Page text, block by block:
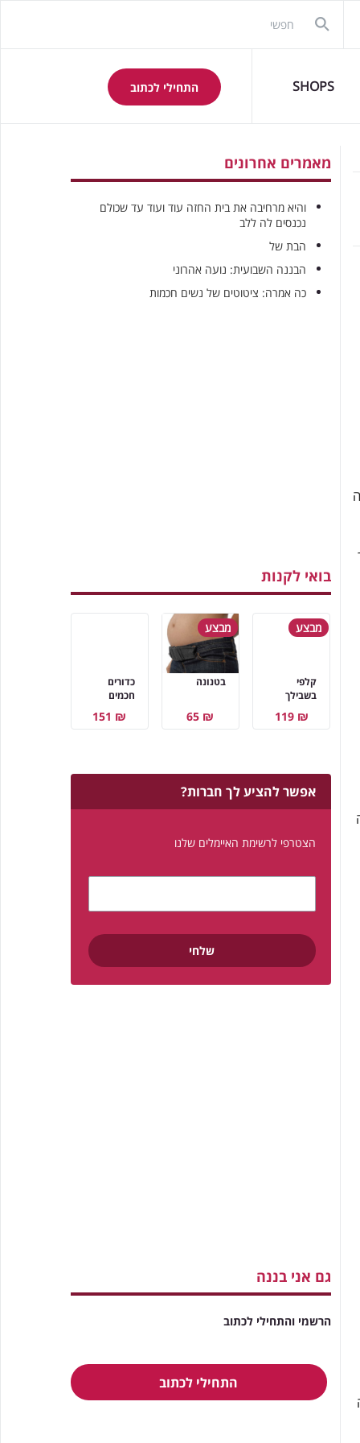
התחילי לכתוב SHOPS
מאמרים אחרונים
והיא מרחיבה את בית החזה עוד ועוד עד שכולם
נכנסים לה ללב
הבת של
הבננה השבועית: נועה אהרוני
כה אמרה: ציטוטים של נשים חכמות
בואי לקנות
כדורים
חכמים
₪ 151
מבצע
בטנונה
₪ 65
מבצע
קלפי
בשבילך
₪ 119
אפשר להציע לך חברות?
הצטרפי לרשימת האיימלים שלנו
גם אני בננה
הרשמי והתחילי לכתוב
התחילי לכתוב